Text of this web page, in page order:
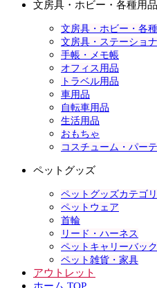
文房具・ホビー・各種用品
文房具・ホビー・各
文房具・ステーショ
手帳・メモ帳
オフィス用品
トラベル用品
車用品
自転車用品
生活用品
おもちゃ
コスチューム・パー
ペットグッズ
ペットグッズカテゴ
ペットウェア
首輪
リード・ハーネス
ペットキャリーバック
ペット雑貨・家具
アウトレット